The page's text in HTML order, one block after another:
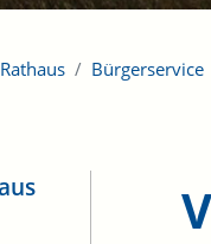
Bürgerservice